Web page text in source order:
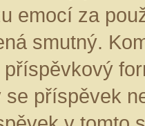
emocí za
smutný.
příspěvek